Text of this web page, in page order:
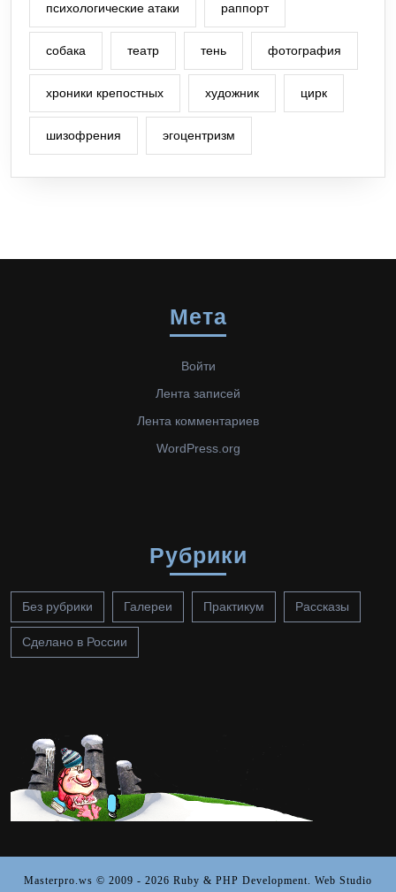
психологические атаки раппорт
собака театр тень фотография
хроники крепостных художник цирк
шизофрения эгоцентризм
Мета
Войти
Лента записей
Лента комментариев
WordPress.org
Рубрики
Без рубрики Галереи Практикум Рассказы
Сделано в России
Masterpro.ws © 2009 - 2026 Ruby & PHP Development. Web Studio